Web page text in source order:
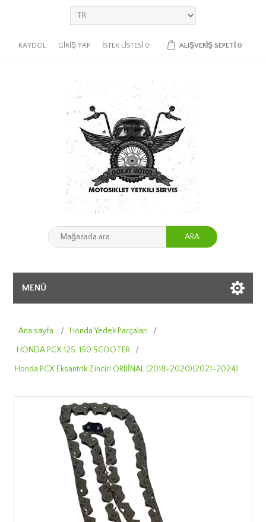
KAYDOL GIRIŞ YAP İSTEK LISTESI 0 ALIŞVERIŞ SEPETI 0
ARA
MENÜ
Ana sayfa / Honda Yedek Parçaları
/
HONDA PCX 125, 150 SCOOTER /
Honda PCX Eksantrik Zinciri ORİJİNAL (2018-2020)(2021-2024)